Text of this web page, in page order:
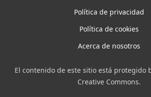
Política de privacidad
Política de cookies
Acerca de nosotros
El contenido de este sitio está protegido
Creative Commons.